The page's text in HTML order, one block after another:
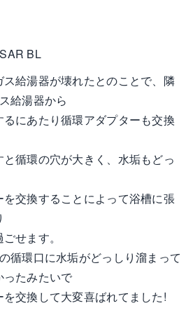
給湯器が壊れたとのことで、隣
給湯器から
にあたり循環アダプターも交換
循環の穴が大きく、水垢もどっ
交換することによって浴槽に張
せます。
循環口に水垢がどっしり溜まって
ったみたいで
交換して大変喜ばれてました!